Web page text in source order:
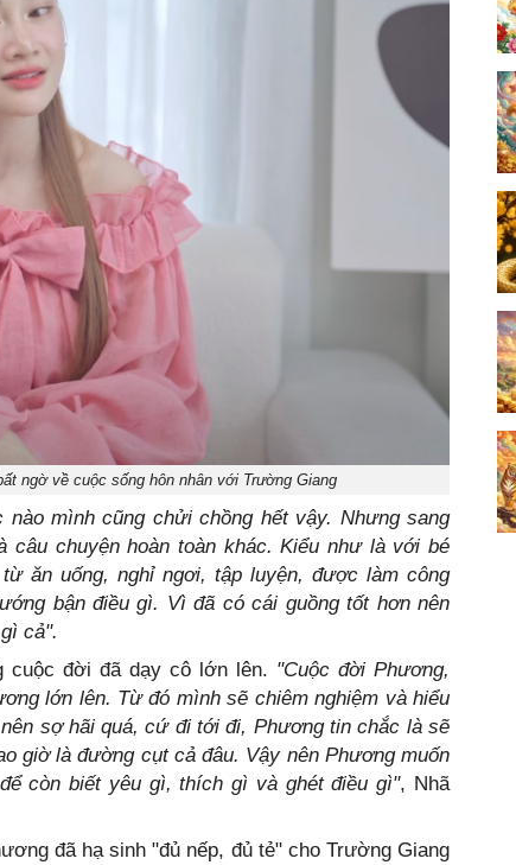
ngờ về cuộc sống hôn nhân với Trường Giang
mình cũng chửi chồng hết vậy. Nhưng sang
câu chuyện hoàn toàn khác. Kiểu như là với bé
ăn uống, nghỉ ngơi, tập luyện, được làm công
bận điều gì. Vì đã có cái guồng tốt hơn nên
cả".
cuộc đời đã dạy cô lớn lên. "Cuộc đời Phương,
lớn lên. Từ đó mình sẽ chiêm nghiệm và hiểu
sợ hãi quá, cứ đi tới đi, Phương tin chắc là sẽ
giờ là đường cụt cả đâu. Vậy nên Phương muốn
còn biết yêu gì, thích gì và ghét điều gì", Nhã
đã hạ sinh "đủ nếp, đủ tẻ" cho Trường Giang